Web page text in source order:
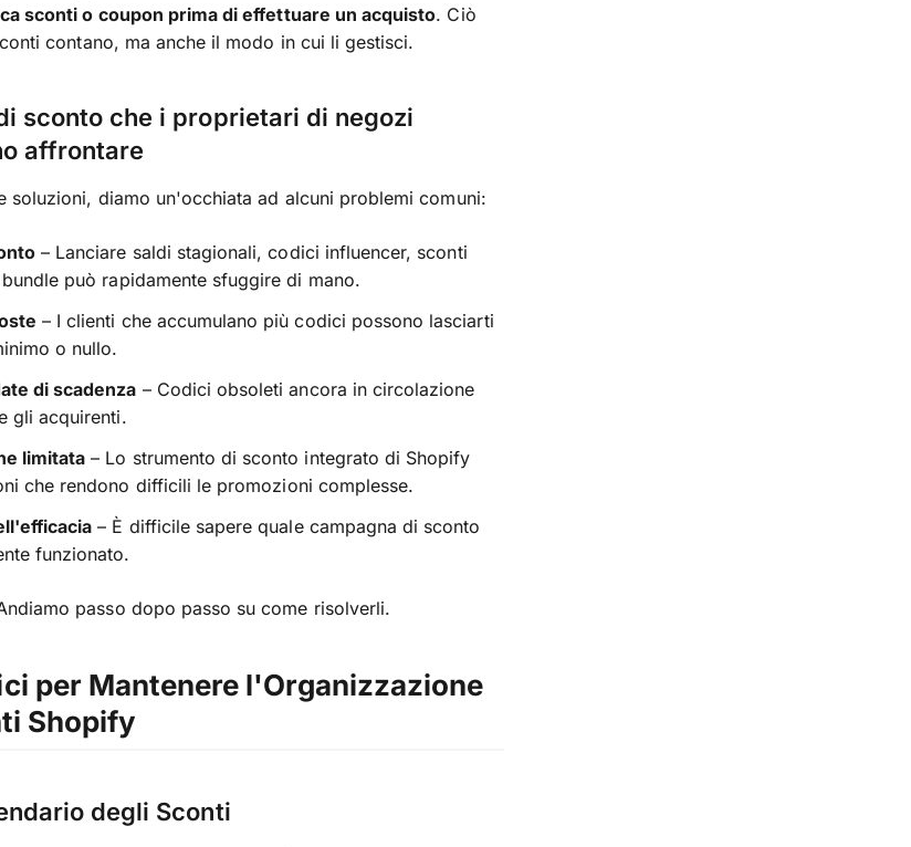
sconti o coupon prima di effettuare un acquisto. Ciò
contano, ma anche il modo in cui li gestisci.
sconto che i proprietari di negozi
affrontare
soluzioni, diamo un'occhiata ad alcuni problemi comuni:
– Lanciare saldi stagionali, codici influencer, sconti
può rapidamente sfuggire di mano.
– I clienti che accumulano più codici possono lasciarti
o nullo.
di scadenza – Codici obsoleti ancora in circolazione
gli acquirenti.
limitata – Lo strumento di sconto integrato di Shopify
che rendono difficili le promozioni complesse.
– È difficile sapere quale campagna di sconto
funzionato.
passo dopo passo su come risolverli.
per Mantenere l'Organizzazione
Shopify
degli Sconti